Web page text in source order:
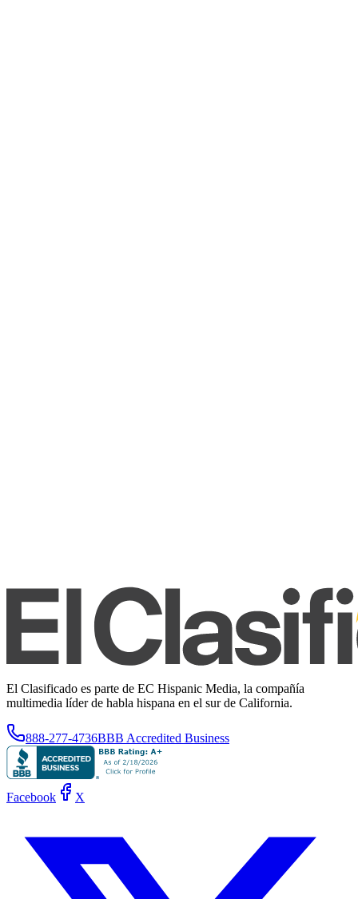
El Clasificado es parte de EC Hispanic Media, la compañía
multimedia líder de habla hispana en el sur de California.
888-277-4736BBB Accredited Business
Facebook X